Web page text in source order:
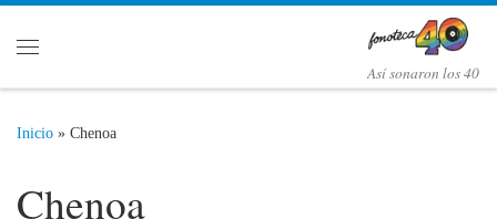
Así­ sonaron los 40
Inicio » Chenoa
Chenoa